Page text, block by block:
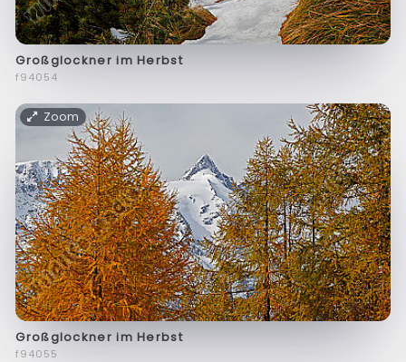
Großglockner im Herbst
f94054
Zoom
Großglockner im Herbst
f94055